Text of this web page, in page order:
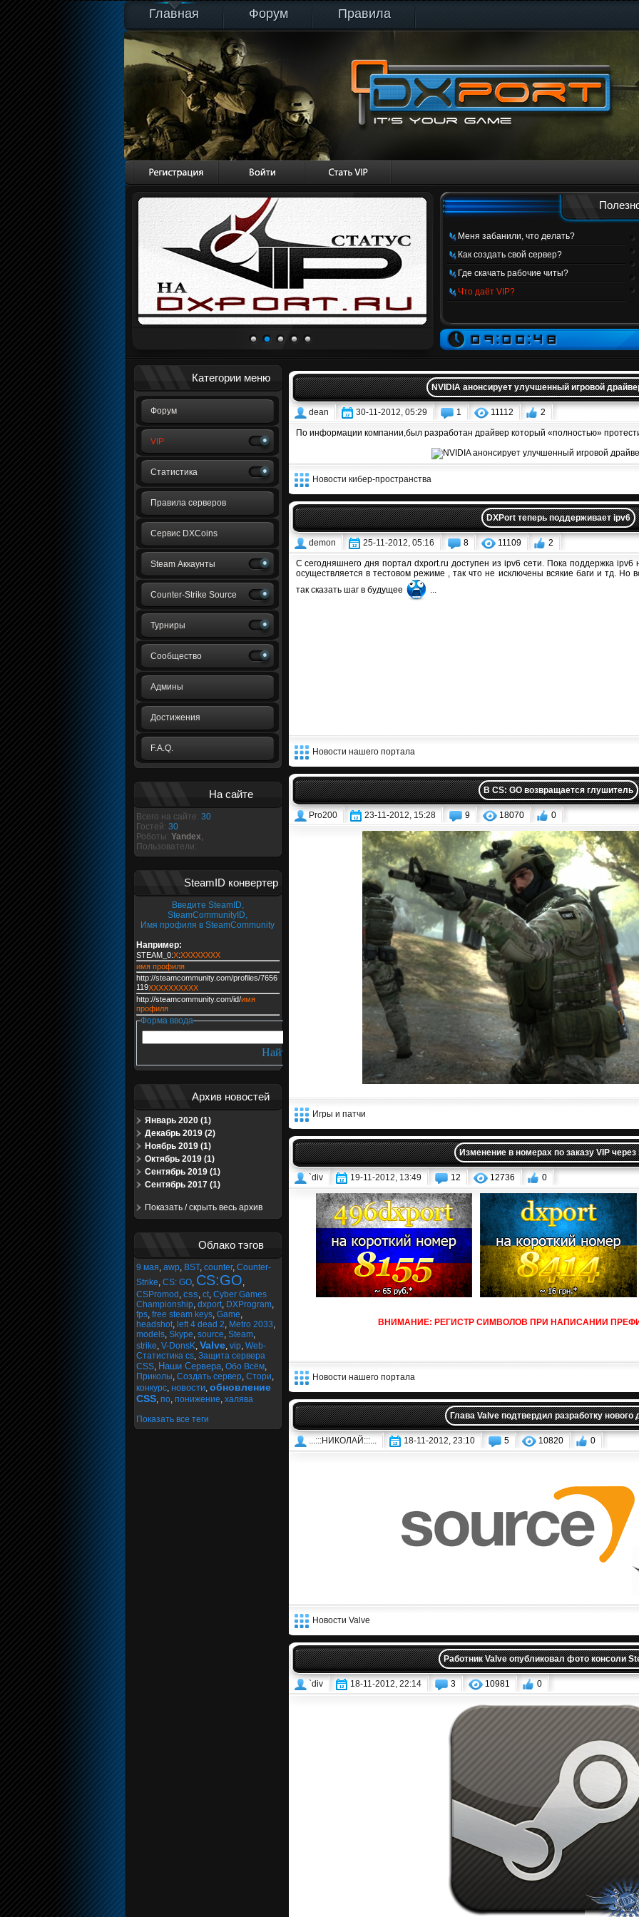
Главная Форум Правила
Меня забанили, что делать?
Как создать свой сервер?
Где скачать рабочие читы?
Что даёт VIP?
Категории меню
Форум
VIP
Статистика
Правила серверов
Сервис DXCoins
Steam Аккаунты
Counter-Strike Source
Турниры
Сообщество
Админы
Достижения
F.A.Q.
На сайте
Всего на сайте: 30
Гостей: 30
Роботы: Yandex,
Пользователи:
SteamID конвертер
Введите SteamID,
SteamCommunityID,
Имя профиля в SteamCommunity
Например:
STEAM_0:X:XXXXXXXX
имя профиля
http://steamcommunity.com/profiles/7656
119XXXXXXXXXX
http://steamcommunity.com/id/имя
профиля
Форма ввода
Архив новостей
Январь 2020 (1)
Декабрь 2019 (2)
Ноябрь 2019 (1)
Октябрь 2019 (1)
Сентябрь 2019 (1)
Сентябрь 2017 (1)
Показать / скрыть весь архив
Облако тэгов
9 мая, awp, BST, counter, Counter-
Strike, CS: GO, CS:GO,
CSPromod , css, ct, Cyber Games
Championship, dxport, DXProgram,
fps, free steam keys, Game,
headshot, left 4 dead 2, Metro 2033,
models, Skype, source, Steam,
strike, V-DonsK, Valve, vip, Web-
Статистика cs, Защита сервера
CSS, Наши Сервера, Обо Всём,
Приколы, Создать сервер, Стори,
конкурс, новости, обновление
CSS, по, понижение, халява
Показать все теги
NVIDIA анонсирует улучшенный игровой
dean 30-11-2012, 05:29 1 11112 2
По информации компании,был разработан драйвер который «полностью»
Новости кибер-пространства
DXPort теперь поддерживает ipv6
demon 25-11-2012, 05:16 8 11109 2
С сегодняшнего дня портал dxport.ru доступен из ipv6 сети. Пока поддержка ipv6
осуществляется в тестовом режиме , так что не исключены всякие баги и тд. Но
так сказать шаг в будущее
Новости нашего портала
В CS: GO возвращается глушитель
Pro200 23-11-2012, 15:28 9 18070 0
Игры и патчи
Изменение в номерах по заказу VIP через
`div 19-11-2012, 13:49 12 12736 0
ВНИМАНИЕ: РЕГИСТР СИМВОЛОВ ПРИ НАПИСАНИИ
Новости нашего портала
Глава Valve подтвердил разработку нового
...:::НИКОЛАЙ:::... 18-11-2012, 23:10 5 10820 0
Новости Valve
Работник Valve опубликовал фото консоли
`div 18-11-2012, 22:14 3 10981 0